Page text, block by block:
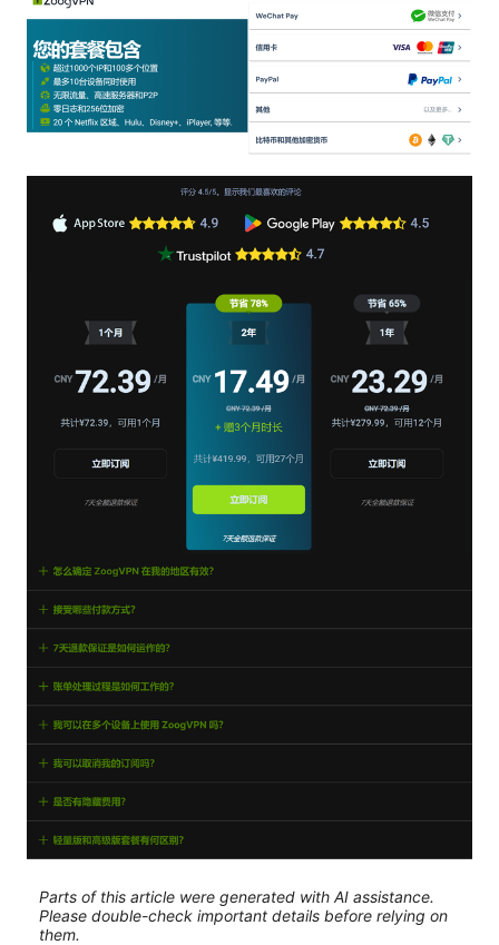
Parts of this article were generated with AI assistance.
Please double-check important details before relying on
them.